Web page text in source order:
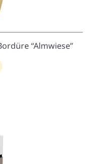
“Almwiese”